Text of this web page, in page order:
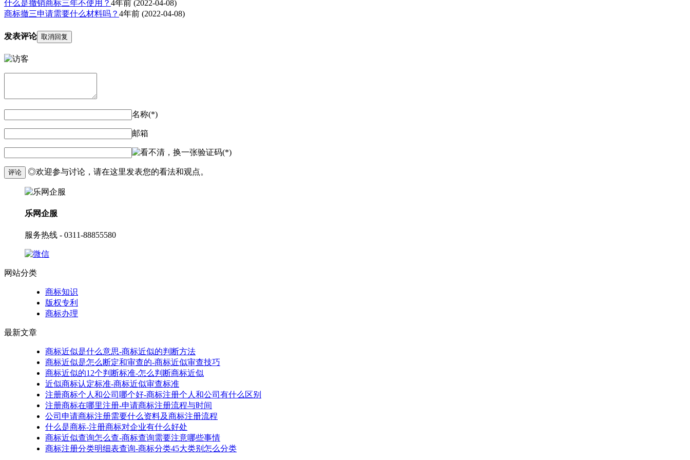
什么是撤销商标三年不使用？ 4年前 (2022-04-08)
商标撤三申请需要什么材料吗？ 4年前 (2022-04-08)
发表评论 取消回复
名称(*)
邮箱
验证码(*)
评论 ◎欢迎参与讨论，请在这里发表您的看法和观点。
乐网企服
服务热线 - 0311-88855580
网站分类
商标知识
版权专利
商标办理
最新文章
商标近似是什么意思-商标近似的判断方法
商标近似是怎么断定和审查的-商标近似审查技巧
商标近似的12个判断标准-怎么判断商标近似
近似商标认定标准-商标近似审查标准
注册商标个人和公司哪个好-商标注册个人和公司有什么区别
注册商标在哪里注册-申请商标注册流程与时间
公司申请商标注册需要什么资料及商标注册流程
什么是商标-注册商标对企业有什么好处
商标近似查询怎么查-商标查询需要注意哪些事情
商标注册分类明细表查询-商标分类45大类别怎么分类